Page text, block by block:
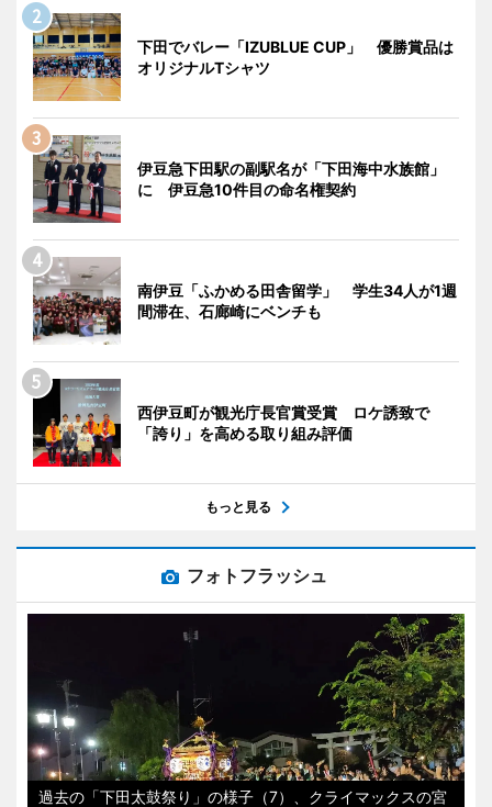
下田でバレー「IZUBLUE CUP」 優勝賞品は
オリジナルTシャツ
伊豆急下田駅の副駅名が「下田海中水族館」
に 伊豆急10件目の命名権契約
南伊豆「ふかめる田舎留学」 学生34人が1週
間滞在、石廊崎にベンチも
西伊豆町が観光庁長官賞受賞 ロケ誘致で
「誇り」を高める取り組み評価
もっと見る
フォトフラッシュ
過去の「下田太鼓祭り」の様子（7）、クライマックスの宮